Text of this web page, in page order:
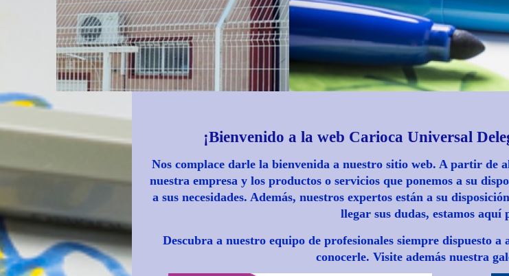
¡Bienvenido a la web Carioca Universal
Nos complace darle la bienvenida a nuestro sitio web. A partir de
nuestra empresa y los productos o servicios que ponemos a su
a sus necesidades. Además, nuestros expertos están a su
llegar sus dudas, estamos aquí
Descubra a nuestro equipo de profesionales siempre dispuesto
conocerle. Visite además nuestra